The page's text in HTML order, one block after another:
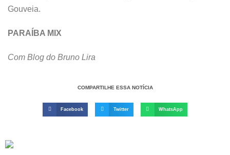
Gouveia.
PARAÍBA MIX
Com Blog do Bruno Lira
COMPARTILHE ESSA NOTÍCIA
Facebook Twitter WhatsApp